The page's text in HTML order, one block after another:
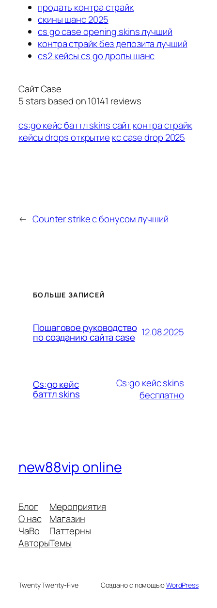
продать контра страйк
скины шанс 2025
cs go case opening skins лучший
контра страйк без депозита лучший
cs2 кейсы cs go дропы шанс
Сайт Case
5 stars based on10141 reviews
cs:go кейс баттл skins сайтконтра страйк
кейсы drops открытие кс case drop 2025
← Counter strike с бонусом лучший
БОЛЬШЕ ЗАПИСЕЙ
Пошаговое руководство
по созданию сайта case 12.08.2025
Cs:go кейс
баттл skins
Cs:go кейс skins
бесплатно
new88vip online
Блог
О нас
ЧаВо
Авторы
Мероприятия
Магазин
Паттерны
Темы
Twenty Twenty-Five Создано с помощьюWordPress